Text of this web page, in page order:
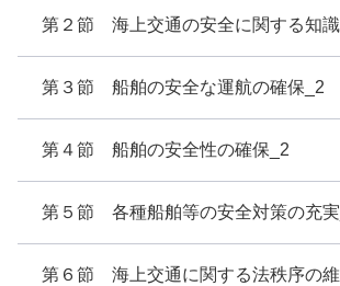
第２節 海上交通の安全に関する知
第３節 船舶の安全な運航の確保_2
第４節 船舶の安全性の確保_2
第５節 各種船舶等の安全対策の充
第６節 海上交通に関する法秩序の